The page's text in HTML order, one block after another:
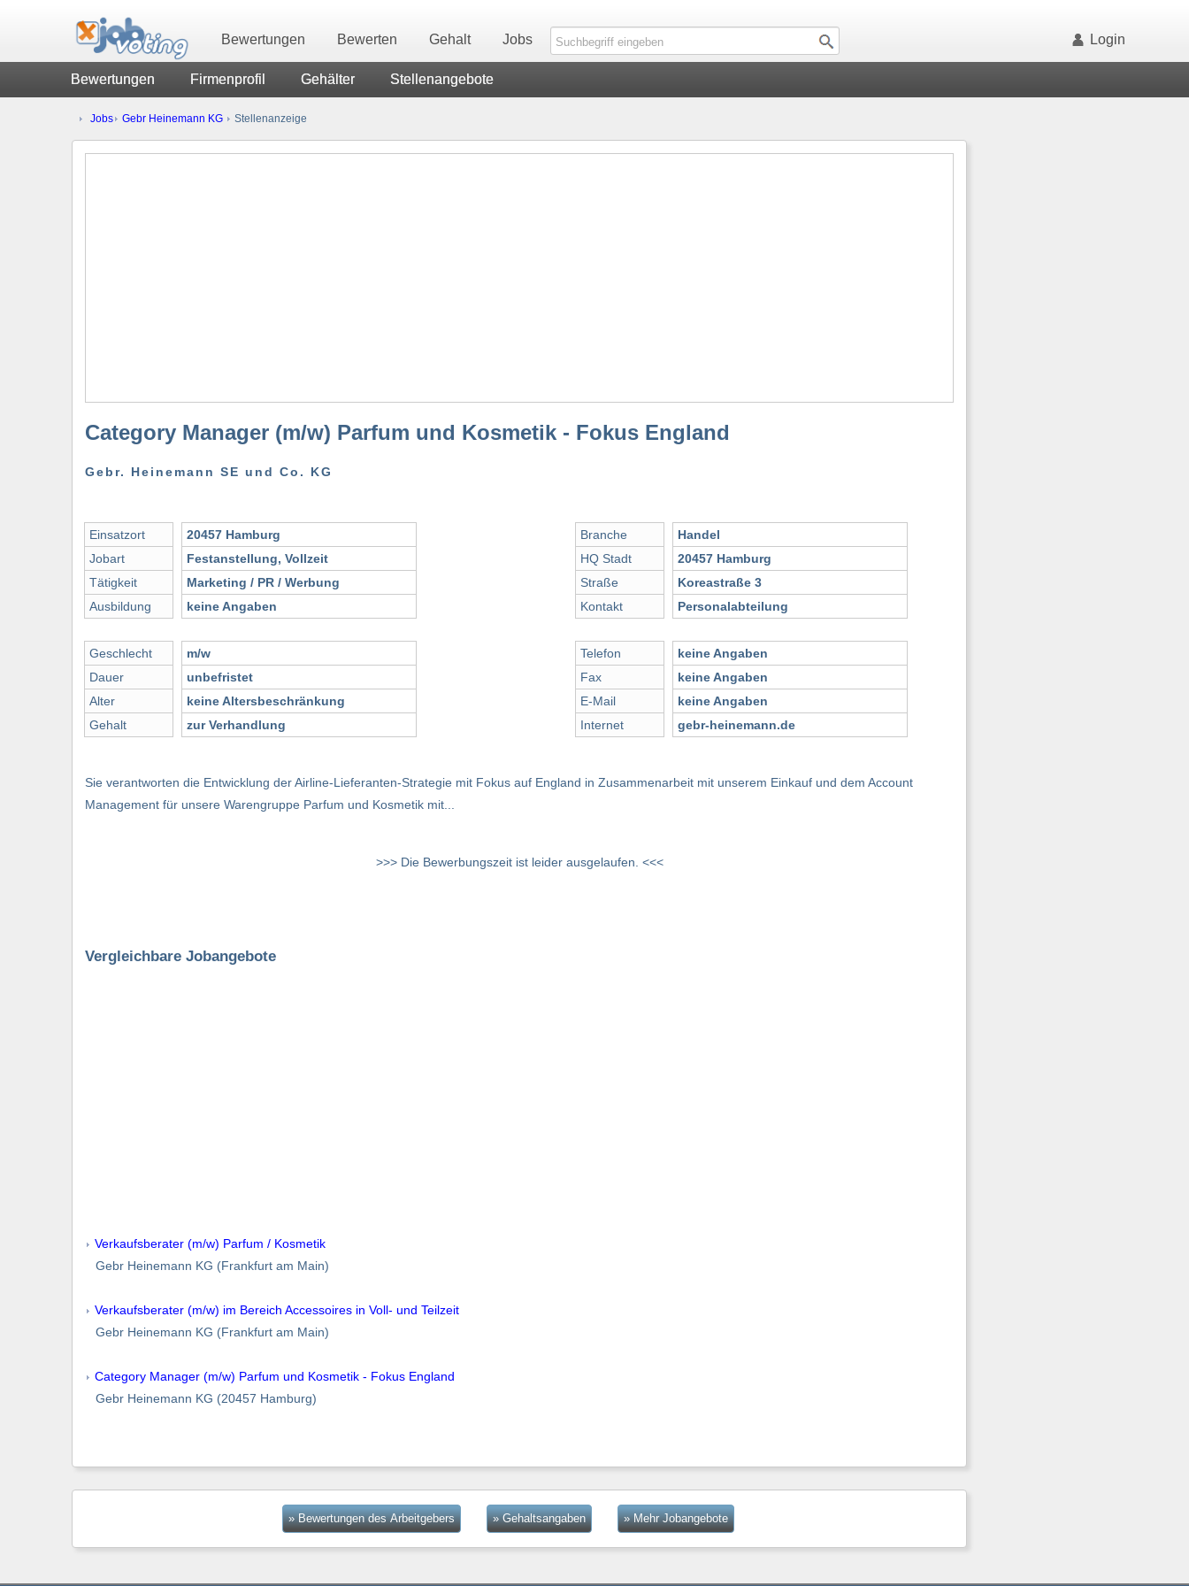
Bewertungen Bewerten Gehalt Jobs Login
Bewertungen Firmenprofil Gehälter Stellenangebote
Jobs Gebr Heinemann KG Stellenanzeige
Category Manager (m/w) Parfum und Kosmetik - Fokus England
Gebr. Heinemann SE und Co. KG
Einsatzort
Jobart
Tätigkeit
Ausbildung
Geschlecht
Dauer
Alter
Gehalt
20457 Hamburg
Festanstellung, Vollzeit
Marketing / PR / Werbung
keine Angaben
m/w
unbefristet
keine Altersbeschränkung
zur Verhandlung
Branche
HQ Stadt
Straße
Kontakt
Telefon
Fax
E-Mail
Internet
Handel
20457 Hamburg
Koreastraße 3
Personalabteilung
keine Angaben
keine Angaben
keine Angaben
gebr-heinemann.de
Sie verantworten die Entwicklung der Airline-Lieferanten-Strategie mit Fokus auf England in Zusammenarbeit mit unserem Einkauf und dem Account
Management für unsere Warengruppe Parfum und Kosmetik mit...
>>> Die Bewerbungszeit ist leider ausgelaufen. <<<
Vergleichbare Jobangebote
Verkaufsberater (m/w) Parfum / Kosmetik
Gebr Heinemann KG (Frankfurt am Main)
Verkaufsberater (m/w) im Bereich Accessoires in Voll- und Teilzeit
Gebr Heinemann KG (Frankfurt am Main)
Category Manager (m/w) Parfum und Kosmetik - Fokus England
Gebr Heinemann KG (20457 Hamburg)
» Bewertungen des Arbeitgebers » Gehaltsangaben » Mehr Jobangebote